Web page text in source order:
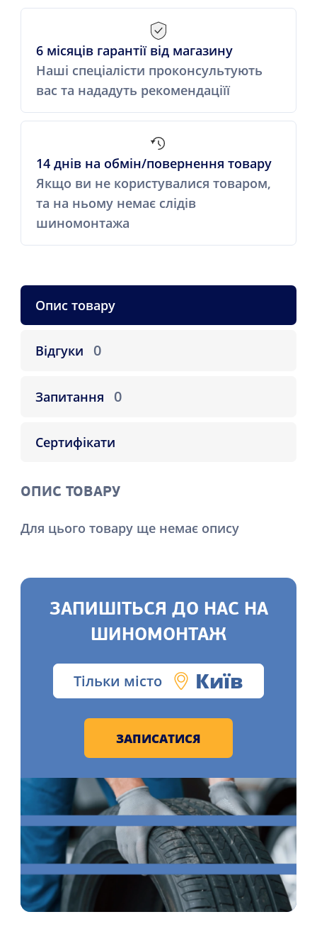
6 місяців гарантії від магазину
Наші спеціалісти проконсультують
вас та нададуть рекомендаціїї
14 днів на обмін/повернення товару
Якщо ви не користувалися товаром,
та на ньому немає слідів
шиномонтажа
Опис товару
Відгуки 0
Запитання 0
Сертифікати
ОПИС ТОВАРУ
Для цього товару ще немає опису
ЗАПИШІТЬСЯ ДО НАС НА
ШИНОМОНТАЖ
Тільки місто Київ
ЗАПИСАТИСЯ